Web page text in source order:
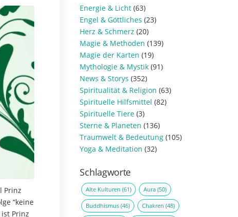
Prinz
“keine
Prinz
Energie & Licht (63)
Engel & Göttliches (23)
Herz & Schmerz (20)
Magie & Methoden (139)
Magie der Karten (19)
Mythologie & Mystik (91)
News & Storys (352)
Spiritualität & Religion (63)
Spirituelle Hilfsmittel (82)
Spirituelle Tiere (3)
Sterne & Planeten (136)
Traumwelt & Bedeutung (105)
Yoga & Meditation (32)
Schlagworte
Alte Kulturen (61) Aura (50)
Buddhismus (46) Chakren (48)